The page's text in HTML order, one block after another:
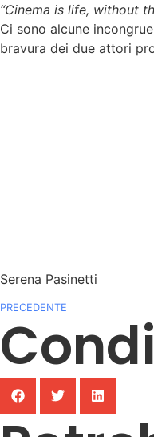
“Cinema is life, without
Ci sono alcune
bravura dei due attori
Serena Pasinetti
PRECEDENTE